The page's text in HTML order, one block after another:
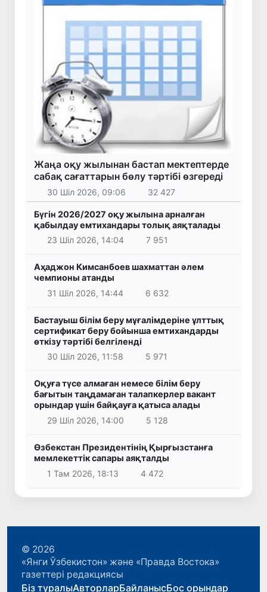
Жаңа оқу жылынан бастап мектептерде
сабақ сағаттарын бөлу тәртібі өзгереді
30 Шіл 2026, 09:06 32 427
Бүгін 2026/2027 оқу жылына арналған
қабылдау емтихандары толық аяқталады
23 Шіл 2026, 14:04
7 951
Аҳаджон Кимсанбоев шахматтан әлем
чемпионы атанды
31 Шіл 2026, 14:44
6 632
Бастауыш білім беру мұғалімдеріне ұлттық
сертификат беру бойынша емтихандарды
өткізу тәртібі белгіленді
30 Шіл 2026, 11:58
5 971
Оқуға түсе алмаған немесе білім беру
бағытын таңдамаған талапкерлер вакант
орындар үшін байқауға қатыса алады
29 Шіл 2026, 14:00
5 128
Өзбекстан Президентінің Қырғызстанға
мемлекеттік сапары аяқталды
1 Там 2026, 18:13
4 472
© 2026
«Янги Ўзбекистон» және «Правда Востока»
газеттері редакциясы
Біз туралыАвторларБайланысБос орындар